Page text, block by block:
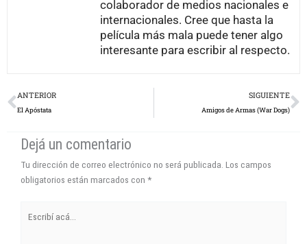
colaborador de medios nacionales e
internacionales. Cree que hasta la
película más mala puede tener algo
interesante para escribir al respecto.
Prev
ANTERIOR
El Apóstata
SIGUIENTE
Amigos de Armas (War Dogs)
Dejá un comentario
Tu dirección de correo electrónico no será publicada. Los campos
obligatorios están marcados con *
acá...